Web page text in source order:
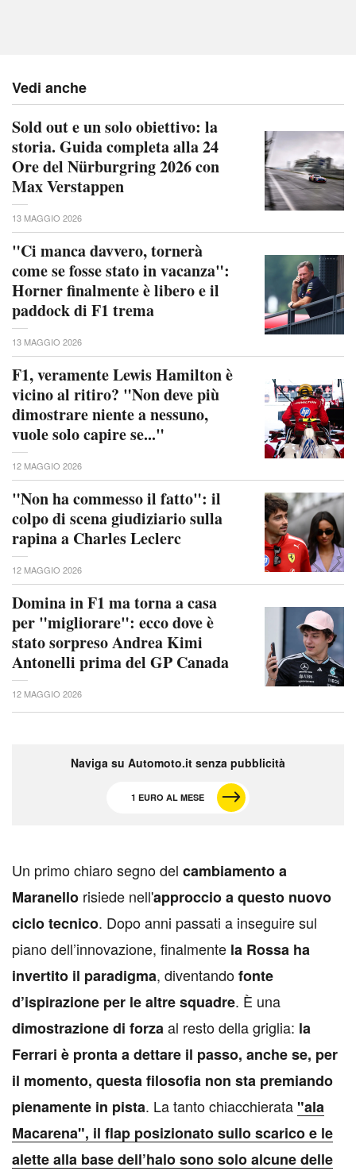
Vedi anche
Sold out e un solo obiettivo: la
storia. Guida completa alla 24
Ore del Nürburgring 2026 con
Max Verstappen
13 MAGGIO 2026
"Ci manca davvero, tornerà
come se fosse stato in vacanza":
Horner finalmente è libero e il
paddock di F1 trema
13 MAGGIO 2026
F1, veramente Lewis Hamilton è
vicino al ritiro? "Non deve più
dimostrare niente a nessuno,
vuole solo capire se..."
12 MAGGIO 2026
"Non ha commesso il fatto": il
colpo di scena giudiziario sulla
rapina a Charles Leclerc
12 MAGGIO 2026
Domina in F1 ma torna a casa
per "migliorare": ecco dove è
stato sorpreso Andrea Kimi
Antonelli prima del GP Canada
12 MAGGIO 2026
Naviga su Automoto.it senza pubblicità
1 EURO AL MESE
Un primo chiaro segno del cambiamento a
Maranello risiede nell'approccio a questo nuovo
ciclo tecnico. Dopo anni passati a inseguire sul
piano dell’innovazione, finalmente la Rossa ha
invertito il paradigma, diventandofonte
d’ispirazione per le altre squadre. È una
dimostrazione di forzaal resto della griglia: la
Ferrari è pronta a dettare il passo, anche se, per
il momento, questa filosofia non sta premiando
pienamente in pista. La tanto chiacchierata"ala
Macarena", il flap posizionato sullo scarico e le
alette alla base dell’halo sono solo alcune delle